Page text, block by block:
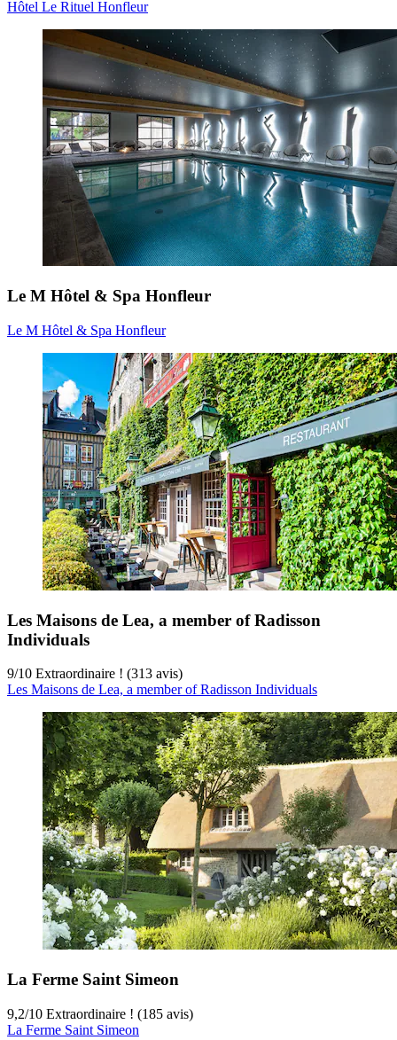
Hôtel Le Rituel Honfleur
Le M Hôtel & Spa Honfleur
Le M Hôtel & Spa Honfleur
Les Maisons de Lea, a member of Radisson
Individuals
9/10 Extraordinaire ! (313 avis)
Les Maisons de Lea, a member of Radisson Individuals
La Ferme Saint Simeon
9,2/10 Extraordinaire ! (185 avis)
La Ferme Saint Simeon